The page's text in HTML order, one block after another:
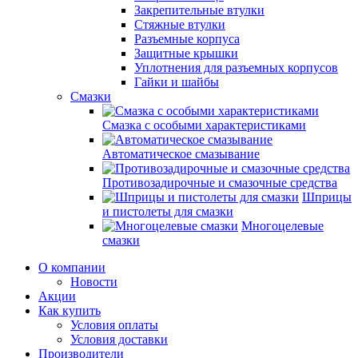
Закрепительные втулки
Стяжные втулки
Разъемные корпуса
Защитные крышки
Уплотнения для разъемных корпусов
Гайки и шайбы
Смазки
Смазка с особыми характеристиками
Автоматическое смазывание
Противозадирочные и смазочные средства
Шприцы
и пистолеты для смазки
Многоцелевые
смазки
О компании
Новости
Акции
Как купить
Условия оплаты
Условия доставки
Производители